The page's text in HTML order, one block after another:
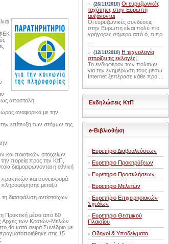
ως αποστολή:
αναφορικά με την
επίτευξη των στόχων της
και ποιοτικών στοιχείων
πορεία προς την ΚτΠ,
διαμορφώνονται η εθνική
και συνεισφορά
πληροφόρησης μεταξύ
διασφάλιση αντίστοιχων
Πρακτική μέσα από 60
Αρχές των Κρατών-Μελών
4ο κατά σειρά Συνέδριο με
στις 15
(26/11/2010) Οι ευρυζωνικές
ταχύτητες στην Ευρώπη
αυξάνονται
Οι ευρυζωνικές συνδέσεις
στην Ευρώπη είναι πολύ πιο
γρήγορες σήμερα από ό, τι πρ
(12/11/2010) Η τεχνολογία
στηρίζει τις εκλογές!
Το ενδιαφέρον των πολιτών
για την ενημέρωση τους μέσω
Internet ξεπέρασε κάθε προ ...
Εκδηλώσεις ΚτΠ
e-Βιβλιοθήκη
Ευρετήριο Διαβουλεύσεων
Ευρετήριο Προκηρύξεων
Ευρετήριο Προσκλήσεων
Ευρετήριο Μελετών
Ευρετήριο Επιχειρησιακών
Σχεδίων
Ευρετήριο Θεσμικού
Πλαισίου
Οδηγοί & Υποδείγματα